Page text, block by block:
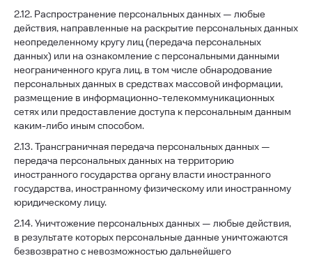
2.12. Распространение персональных данных — любые
действия, направленные на раскрытие персональных данных
неопределенному кругу лиц (передача персональных
данных) или на ознакомление с персональными данными
неограниченного круга лиц, в том числе обнародование
персональных данных в средствах массовой информации,
размещение в информационно-телекоммуникационных
сетях или предоставление доступа к персональным данным
каким-либо иным способом.
2.13. Трансграничная передача персональных данных —
передача персональных данных на территорию
иностранного государства органу власти иностранного
государства, иностранному физическому или иностранному
юридическому лицу.
2.14. Уничтожение персональных данных — любые действия,
в результате которых персональные данные уничтожаются
безвозвратно с невозможностью дальнейшего